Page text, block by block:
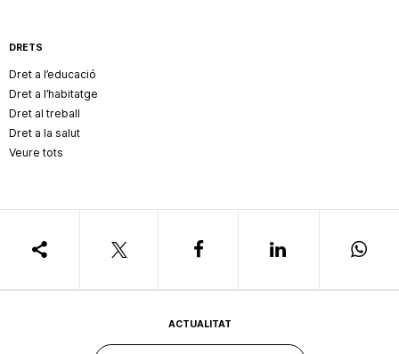
DRETS
Dret a l’educació
Dret a l’habitatge
Dret al treball
Dret a la salut
Veure tots
ACTUALITAT